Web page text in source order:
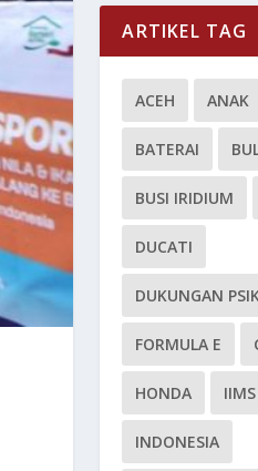
ARTIKEL TAG
ACEH ANAK
BATERAI
BUSI IRIDIUM
DUCATI
DUKUNGAN
FORMULA E
HONDA
INDONESIA